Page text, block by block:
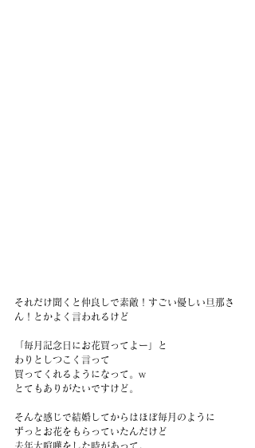
それだけ聞くと仲良しで素敵！すごい優しい旦那さ
ん！とかよく言われるけど
「毎月記念日にお花買ってよー」と
わりとしつこく言って
買ってくれるようになって。w
とてもありがたいですけど。
そんな感じで結婚してからはほぼ毎月のように
ずっとお花をもらっていたんだけど
去年大喧嘩をした時があって。